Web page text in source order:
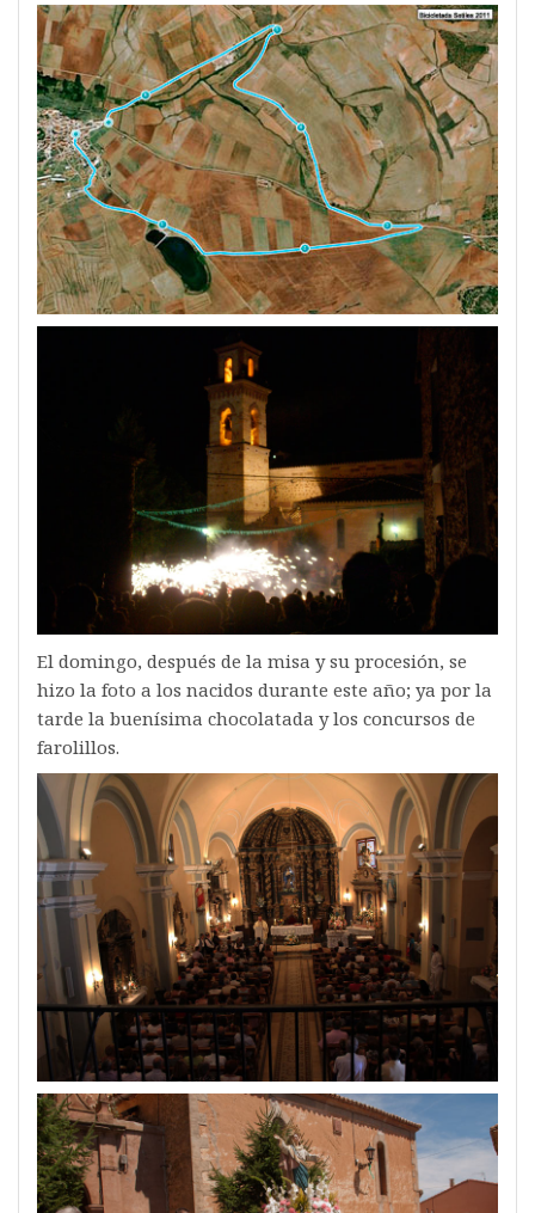
El domingo, después de la misa y su procesión, se
hizo la foto a los nacidos durante este año; ya por la
tarde la buenísima chocolatada y los concursos de
farolillos.